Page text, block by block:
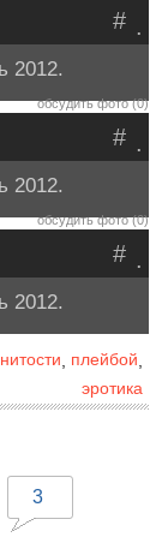
.
#
2012.
обсудить фото (0)
.
#
2012.
обсудить фото (0)
.
#
2012.
плейбой
эротика
3